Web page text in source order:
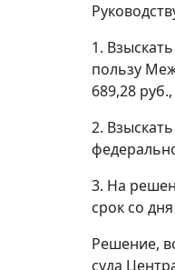
1.
пользу
689,28
2.
3. На
срок со
Решение,
суда